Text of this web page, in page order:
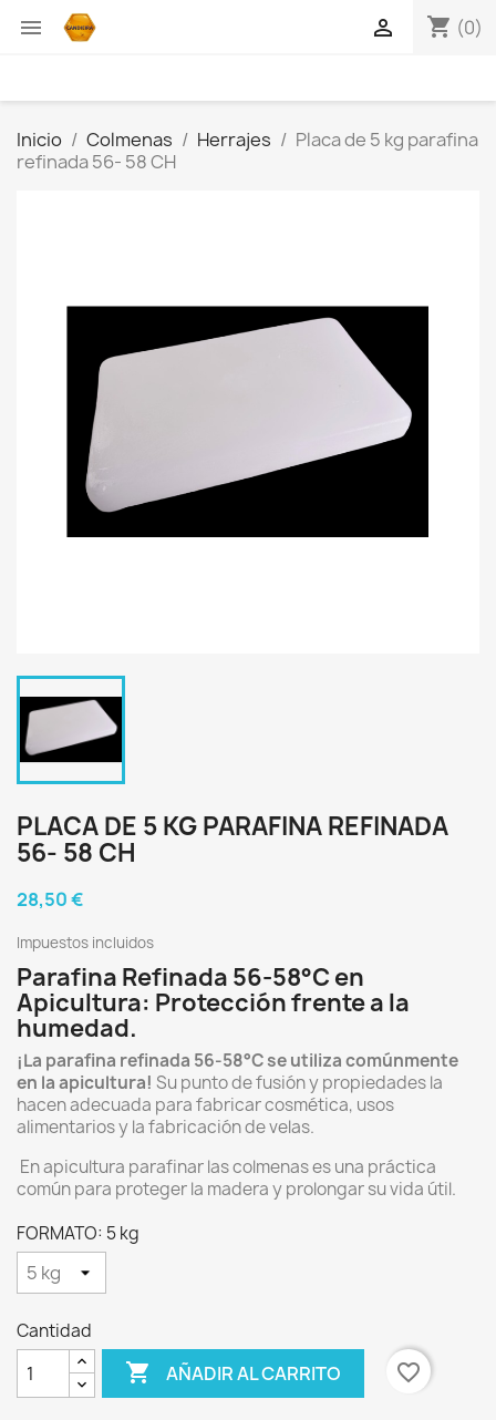
 shopping_cart (0)

Inicio Colmenas Herrajes
Placa de 5 kg parafina
refinada 56- 58 CH
PLACA DE 5 KG PARAFINA REFINADA
56- 58 CH
28,50 €
Impuestos incluidos
Parafina Refinada 56-58°C en
Apicultura: Protección frente a la
humedad.
¡La parafina refinada 56-58°C se utiliza comúnmente
en la apicultura! Su punto de fusión y propiedades la
hacen adecuada para fabricar cosmética, usos
alimentarios y la fabricación de velas.
En apicultura parafinar las colmenas es una práctica
común para proteger la madera y prolongar su vida útil.
FORMATO: 5 kg
Cantidad
 AÑADIR AL CARRITO favorite_border